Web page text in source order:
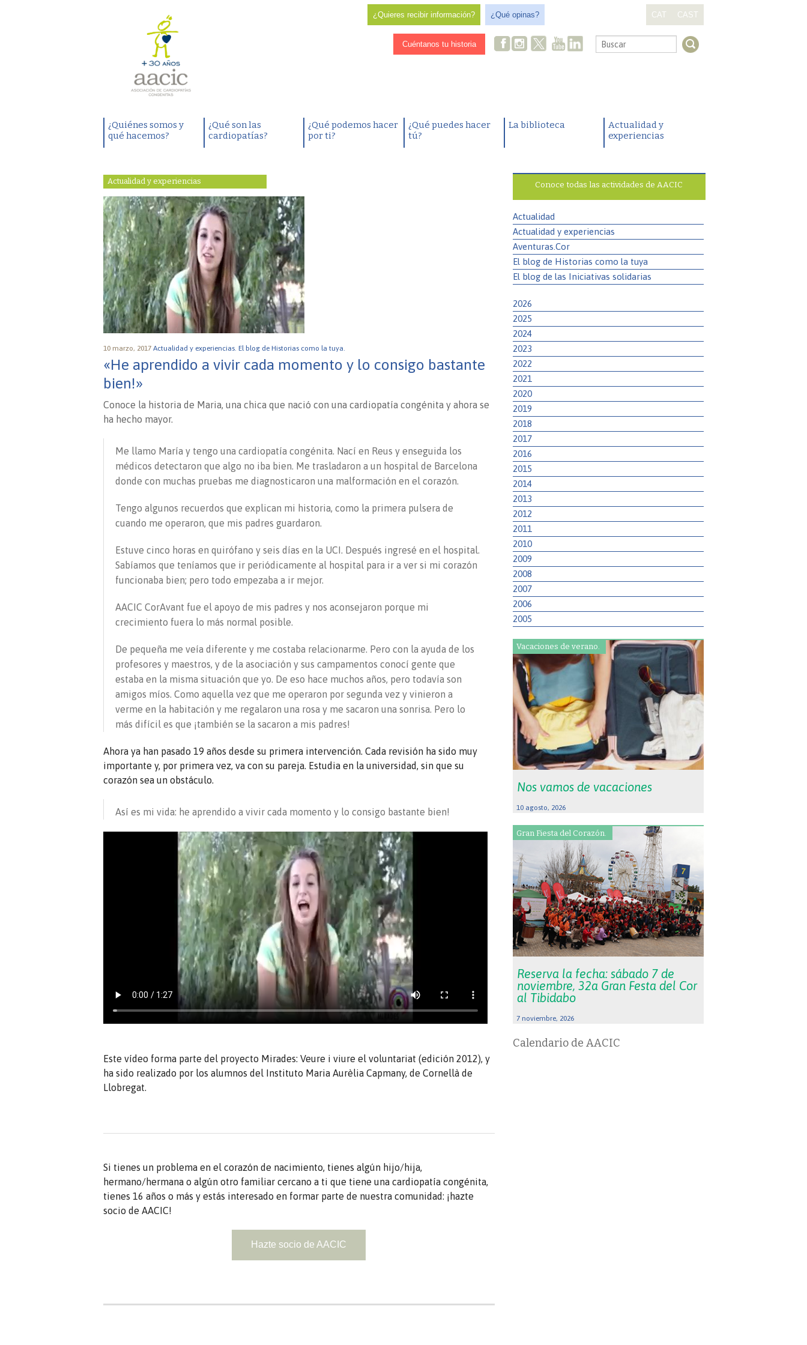
¿Quieres recibir información? ¿Qué opinas? CAT CAST
Cuéntanos tu historia .
¿Quiénes somos y
qué hacemos?
¿Qué son las
cardiopatías?
¿Qué podemos hacer
por ti?
¿Qué puedes hacer
tú?
La biblioteca
Actualidad y
experiencias
Actualidad y experiencias
10 marzo, 2017 Actualidad y experiencias. El blog de Historias como la tuya.
«He aprendido a vivir cada momento y lo consigo bastante
bien!»
Conoce la historia de Maria, una chica que nació con una cardiopatía congénita y ahora se
ha hecho mayor.
Me llamo María y tengo una cardiopatía congénita. Nací en Reus y enseguida los
médicos detectaron que algo no iba bien. Me trasladaron a un hospital de Barcelona
donde con muchas pruebas me diagnosticaron una malformación en el corazón.
Tengo algunos recuerdos que explican mi historia, como la primera pulsera de
cuando me operaron, que mis padres guardaron.
Estuve cinco horas en quirófano y seis días en la UCI. Después ingresé en el hospital.
Sabíamos que teníamos que ir periódicamente al hospital para ir a ver si mi corazón
funcionaba bien; pero todo empezaba a ir mejor.
AACIC CorAvant fue el apoyo de mis padres y nos aconsejaron porque mi
crecimiento fuera lo más normal posible.
De pequeña me veía diferente y me costaba relacionarme. Pero con la ayuda de los
profesores y maestros, y de la asociación y sus campamentos conocí gente que
estaba en la misma situación que yo. De eso hace muchos años, pero todavía son
amigos míos. Como aquella vez que me operaron por segunda vez y vinieron a
verme en la habitación y me regalaron una rosa y me sacaron una sonrisa. Pero lo
más difícil es que ¡también se la sacaron a mis padres!
Ahora ya han pasado 19 años desde su primera intervención. Cada revisión ha sido muy
importante y, por primera vez, va con su pareja. Estudia en la universidad, sin que su
corazón sea un obstáculo.
Así es mi vida: he aprendido a vivir cada momento y lo consigo bastante bien!
Este vídeo forma parte del proyecto Mirades: Veure i viure el voluntariat (edición 2012), y
ha sido realizado por los alumnos del Instituto Maria Aurèlia Capmany, de Cornellà de
Llobregat.
Si tienes un problema en el corazón de nacimiento, tienes algún hijo/hija,
hermano/hermana o algún otro familiar cercano a ti que tiene una cardiopatía congénita,
tienes 16 años o más y estás interesado en formar parte de nuestra comunidad: ¡hazte
socio de AACIC!
Hazte socio de AACIC
Conoce todas las actividades de AACIC
Actualidad
Actualidad y experiencias
Aventuras.Cor
El blog de Historias como la tuya
El blog de las Iniciativas solidarias
2026
2025
2024
2023
2022
2021
2020
2019
2018
2017
2016
2015
2014
2013
2012
2011
2010
2009
2008
2007
2006
2005
Vacaciones de verano.
Nos vamos de vacaciones
10 agosto, 2026
Gran Fiesta del Corazón.
Reserva la fecha: sábado 7 de
noviembre, 32a Gran Festa del Cor
al Tibidabo
7 noviembre, 2026
Calendario de AACIC